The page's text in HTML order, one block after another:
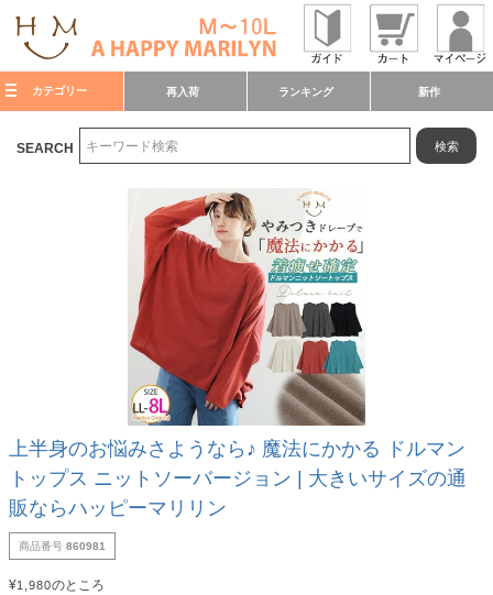
カテゴリー 再入荷 ランキング 新作
SEARCH 検索
上半身のお悩みさようなら♪ 魔法にかかる ドルマン
トップス ニットソーバージョン | 大きいサイズの通
販ならハッピーマリリン
商品番号 860981
¥1,980のところ